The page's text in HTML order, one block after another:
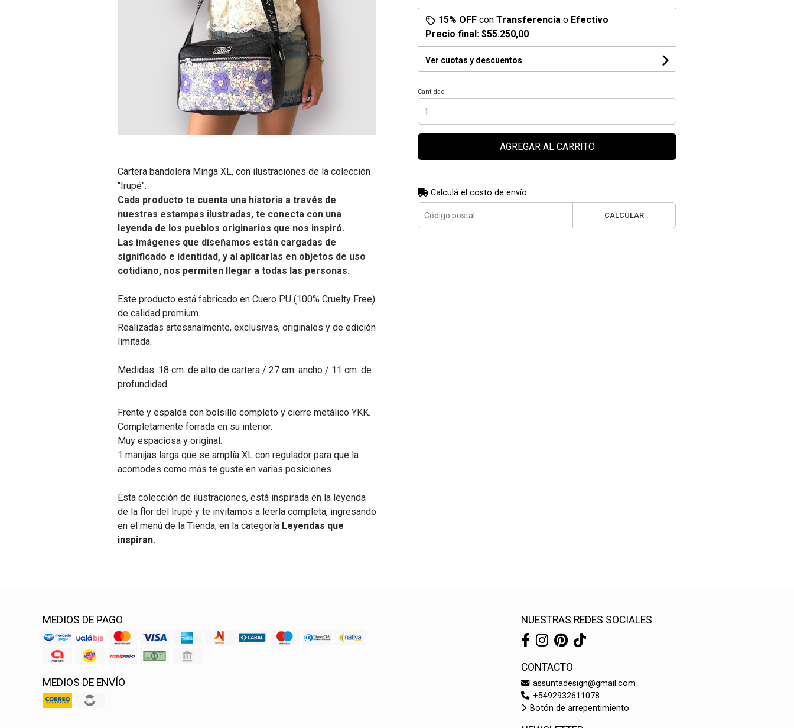
Cartera bandolera Minga XL, con ilustraciones de la colección
"Irupé".
Cada producto te cuenta una historia a través de
nuestras estampas ilustradas, te conecta con una
leyenda de los pueblos originarios que nos inspiró.
Las imágenes que diseñamos están cargadas de
significado e identidad, y al aplicarlas en objetos de uso
cotidiano, nos permiten llegar a todas las personas.
Este producto está fabricado en Cuero PU (100% Cruelty Free)
de calidad premium.
Realizadas artesanalmente, exclusivas, originales y de edición
limitada.
Medidas: 18 cm. de alto de cartera / 27 cm. ancho / 11 cm. de
profundidad.
Frente y espalda con bolsillo completo y cierre metálico YKK.
Completamente forrada en su interior.
Muy espaciosa y original.
1 manijas larga que se amplía XL con regulador para que la
acomodes como más te guste en varias posiciones
Ésta colección de ilustraciones, está inspirada en la leyenda
de la flor del Irupé y te invitamos a leerla completa, ingresando
en el menú de la Tienda, en la categoría Leyendas que
inspiran.
15% OFF con Transferencia o Efectivo
Precio final: $55.250,00
Ver cuotas y descuentos
Cantidad
AGREGAR AL CARRITO
Calculá el costo de envío
CALCULAR
MEDIOS DE PAGO
MEDIOS DE ENVÍO
NUESTRAS REDES SOCIALES
CONTACTO
assuntadesign@gmail.com
+5492932611078
Botón de arrepentimiento